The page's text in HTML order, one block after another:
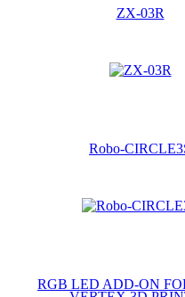
ZX-03R
Robo-
RGB LED ADD-ON